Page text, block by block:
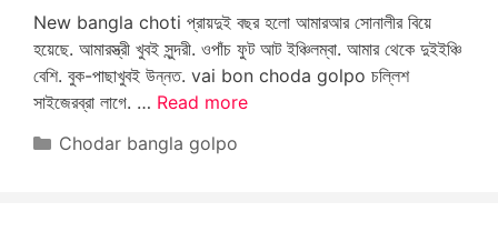
New bangla choti প্রায়দুই বছর হলো আমারআর সোনালীর বিয়ে
হয়েছে. আমারস্ত্রী খুবই সুন্দরী. ওপাঁচ ফুট আট ইঞ্চিলম্বা. আমার থেকে দুইইঞ্চি
বেশি. বুক-পাছাখুবই উন্নত. vai bon choda golpo চল্লিশ
সাইজেরব্রা লাগে. … Read more
Categories
Chodar bangla golpo